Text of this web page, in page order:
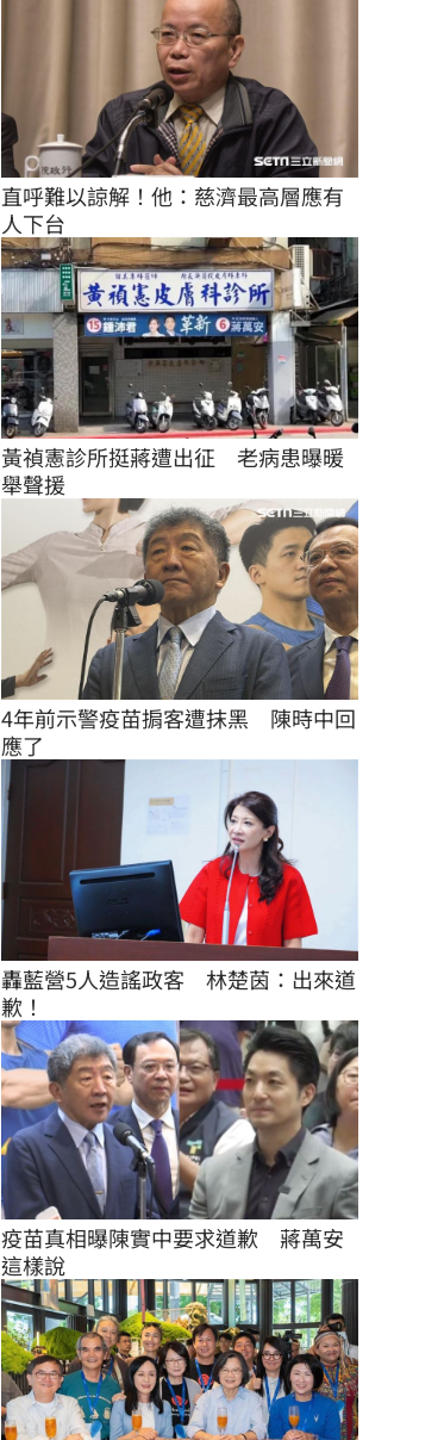
直呼難以諒解！他：慈濟最高層應有
人下台
黃禎憲診所挺蔣遭出征　老病患曝暖
舉聲援
4年前示警疫苗掮客遭抹黑　陳時中回
應了
轟藍營5人造謠政客　林楚茵：出來道
歉！
疫苗真相曝陳實中要求道歉　蔣萬安
這樣說